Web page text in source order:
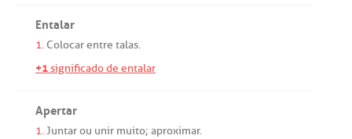
Entalar
1. Colocarentre talas.
+1significado de entalar
Apertar
1.Juntarou unir muito; aproximar.